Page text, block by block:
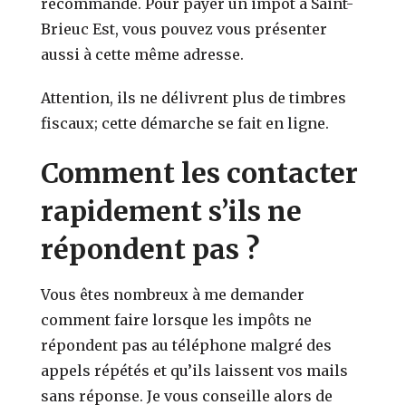
Brieuc Est, vous pouvez vous présenter
aussi à cette même adresse.
Attention, ils ne délivrent plus de timbres
fiscaux; cette démarche se fait en ligne.
Comment les contacter
rapidement s’ils ne
répondent pas ?
Vous êtes nombreux à me demander
comment faire lorsque les impôts ne
répondent pas au téléphone malgré des
appels répétés et qu’ils laissent vos mails
sans réponse. Je vous conseille alors de